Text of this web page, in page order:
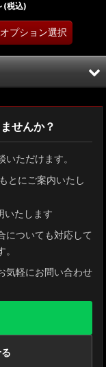
(税込)
オプション選択
ラド
せんか？
ただけます。
とにご案内いたし
いたします
についても対応して
気軽にお問い合わせ